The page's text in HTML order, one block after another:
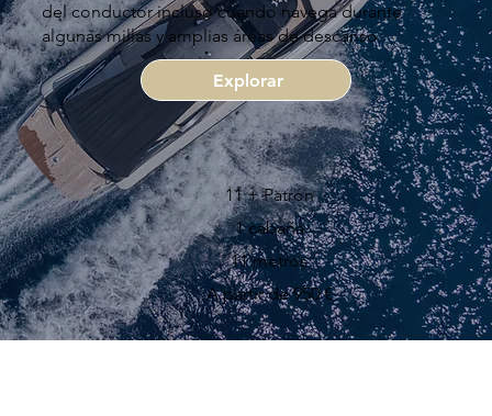
del conductor incluso cuando navega durante
algunas millas y amplias áreas de descanso.
Explorar
11 + Patrón
1 cabaña
11 metros
A partir de 950 €